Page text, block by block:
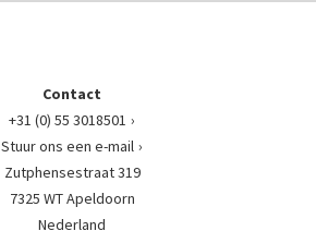
Contact
+31 (0) 55 3018501
Stuur ons een e-mail
Zutphensestraat 319
7325 WT Apeldoorn
Nederland